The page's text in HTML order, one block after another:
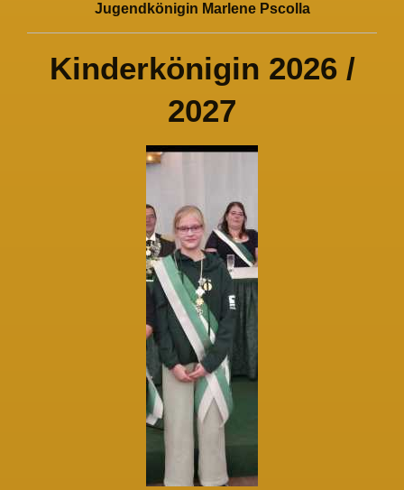
Jugendkönigin Marlene Pscolla
Kinderkönigin 2026 /
2027